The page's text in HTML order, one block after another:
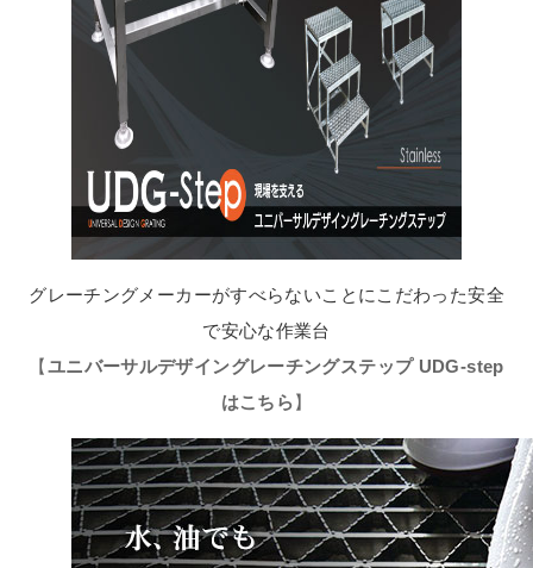
グレーチングメーカーがすべらないことにこだわった安全
で安心な作業台
【ユニバーサルデザイングレーチングステップ UDG-step
はこちら】